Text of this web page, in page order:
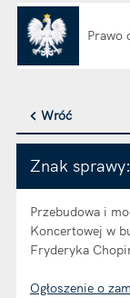
Prawo
Wróć
Znak
Przebudowa i
Koncertowej w
Fryderyka
Ogłoszenie o